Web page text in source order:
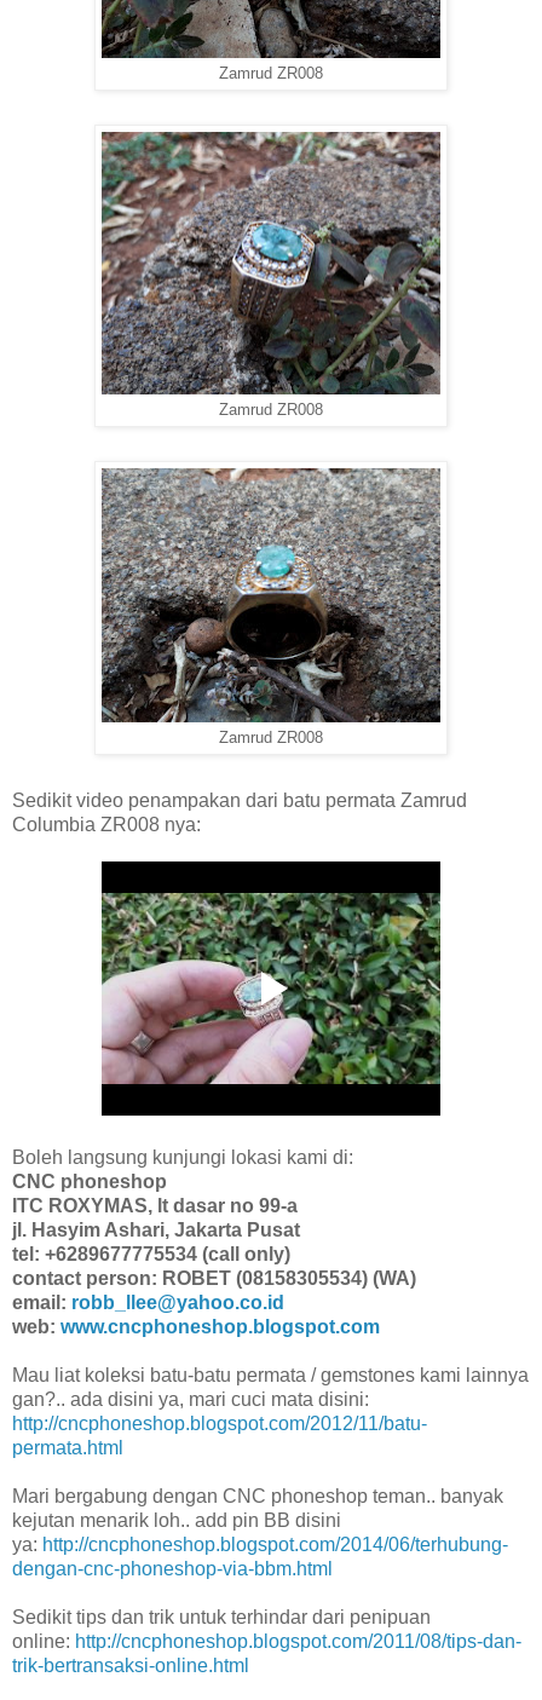
Zamrud ZR008
Zamrud ZR008
Zamrud ZR008
Sedikit video penampakan dari batu permata Zamrud
Columbia ZR008 nya:
Boleh langsung kunjungi lokasi kami di:
CNC phoneshop
ITC ROXYMAS, lt dasar no 99-a
jl. Hasyim Ashari, Jakarta Pusat
tel: +6289677775534 (call only)
contact person: ROBET (08158305534) (WA)
email: robb_llee@yahoo.co.id
web: www.cncphoneshop.blogspot.com
Mau liat koleksi batu-batu permata / gemstones kami lainnya
gan?.. ada disini ya, mari cuci mata disini:
http://cncphoneshop.blogspot.com/2012/11/batu-
permata.html
Mari bergabung dengan CNC phoneshop teman.. banyak
kejutan menarik loh.. add pin BB disini
ya: http://cncphoneshop.blogspot.com/2014/06/terhubung-
dengan-cnc-phoneshop-via-bbm.html
Sedikit tips dan trik untuk terhindar dari penipuan
online: http://cncphoneshop.blogspot.com/2011/08/tips-dan-
trik-bertransaksi-online.html